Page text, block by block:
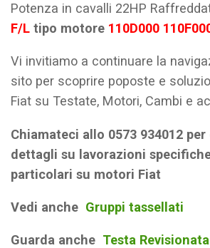
Potenza in cavalli 22HP
F/L tipo motore 110D000
Vi invitiamo a continuare la
sito per scoprire poposte e
Fiat su Testate, Motori, Cambi e
Chiamateci allo 0573 934012
dettagli su lavorazioni
particolari su motori Fiat
Vedi anche Gruppi tassellati
Guarda anche Testa